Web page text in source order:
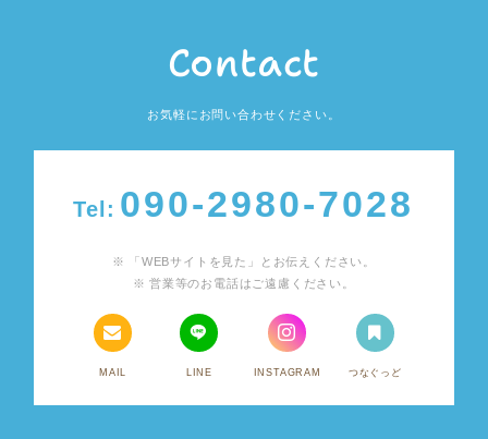
Contact
お気軽にお問い合わせください。
Tel: 090-2980-7028
「WEBサイトを見た」とお伝えください。
営業等のお電話はご遠慮ください。
MAIL LINE INSTAGRAM つなぐっど